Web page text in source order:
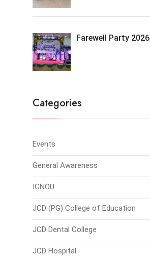
Farewell Party 2026
Categories
Events
General Awareness
IGNOU
JCD (PG) College of Education
JCD Dental College
JCD Hospital